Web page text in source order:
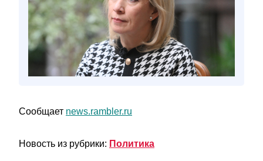
Сообщает news.rambler.ru
Новость из рубрики: Политика